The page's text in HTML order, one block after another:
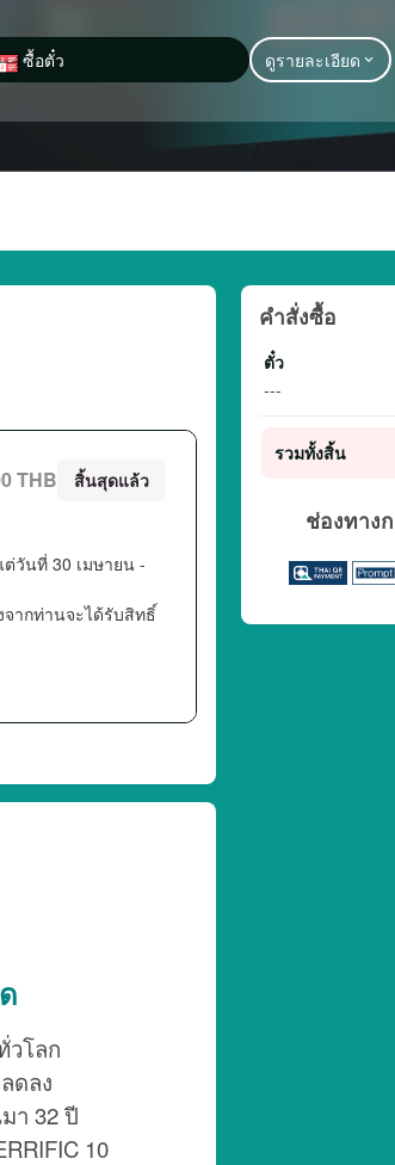
ซื้อตั๋ว ดูรายละเอียด
THB สิ้นสุดแล้ว
วันที่ 30 เมษายน -
จากท่านจะได้รับสิทธิ์
วโลก
ดลง
า 32 ปี
10
คำสั่งซื้อ
ตั๋ว
---
รวมทั้งสิ้น
ช่องทาง